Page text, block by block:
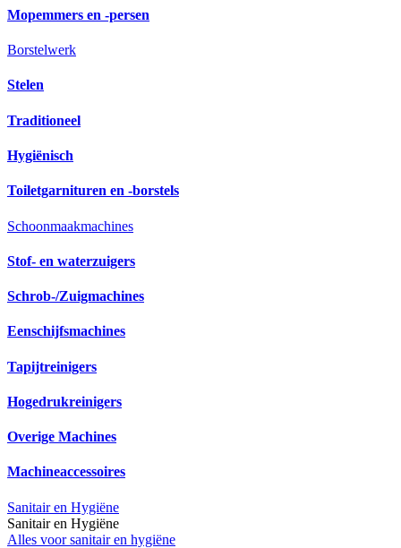
Mopemmers en -persen
Borstelwerk
Stelen
Traditioneel
Hygiënisch
Toiletgarnituren en -borstels
Schoonmaakmachines
Stof- en waterzuigers
Schrob-/Zuigmachines
Eenschijfsmachines
Tapijtreinigers
Hogedrukreinigers
Overige Machines
Machineaccessoires
Sanitair en Hygiëne
Sanitair en Hygiëne
Alles voor sanitair en hygiëne